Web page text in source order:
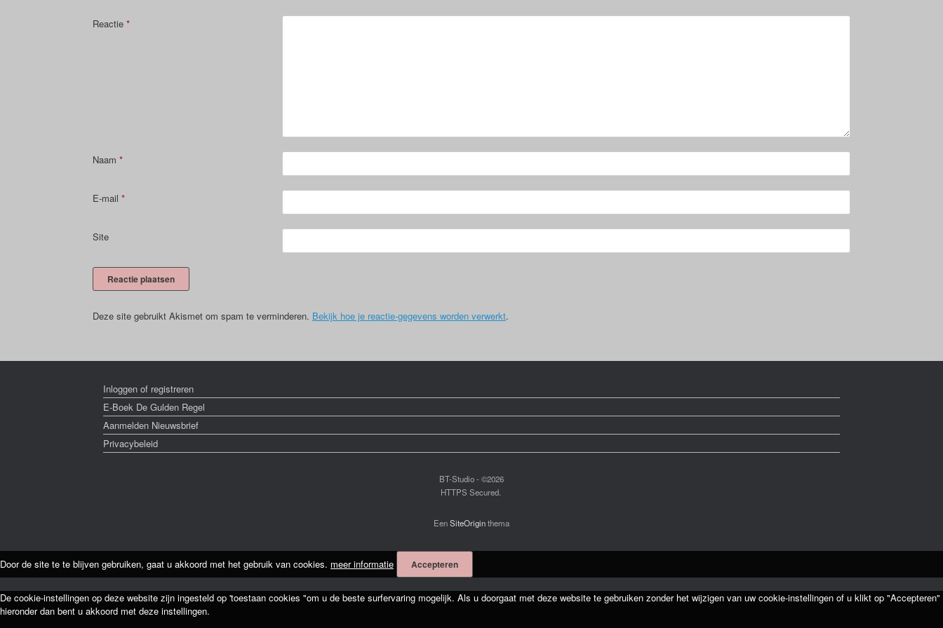
Reactie *
Naam *
E-mail *
Site
Deze site gebruikt Akismet om spam te verminderen. Bekijk hoe je reactie-gegevens worden verwerkt.
Inloggen of registreren
E-Boek De Gulden Regel
Aanmelden Nieuwsbrief
Privacybeleid
BT-Studio - ©2026
HTTPS Secured.
EenSiteOriginthema
Door de site te te blijven gebruiken, gaat u akkoord met het gebruik van cookies. meer informatie Accepteren
De cookie-instellingen op deze website zijn ingesteld op 'toestaan cookies "om u de beste surfervaring mogelijk. Als u doorgaat met deze website te gebruiken zonder het wijzigen van uw cookie-instellingen of u klikt op "Accepteren"
hieronder dan bent u akkoord met deze instellingen.